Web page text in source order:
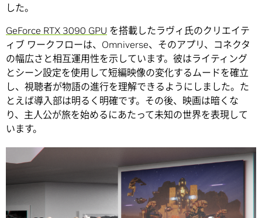
した。
GeForce RTX 3090 GPU を搭載したラヴィ氏のクリエイテ
ィブ ワークフローは、Omniverse、そのアプリ、コネクタ
の幅広さと相互運用性を示しています。彼はライティング
とシーン設定を使用して短編映像の変化するムードを確立
し、視聴者が物語の進行を理解できるようにしました。た
とえば導入部は明るく明確です。その後、映画は暗くな
り、主人公が旅を始めるにあたって未知の世界を表現して
います。